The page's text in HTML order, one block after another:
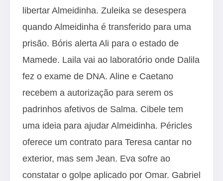
libertar Almeidinha. Zuleika se desespera
quando Almeidinha é transferido para uma
prisão. Bóris alerta Ali para o estado de
Mamede. Laila vai ao laboratório onde Dalila
fez o exame de DNA. Aline e Caetano
recebem a autorização para serem os
padrinhos afetivos de Salma. Cibele tem
uma ideia para ajudar Almeidinha. Péricles
oferece um contrato para Teresa cantar no
exterior, mas sem Jean. Eva sofre ao
constatar o golpe aplicado por Omar. Gabriel